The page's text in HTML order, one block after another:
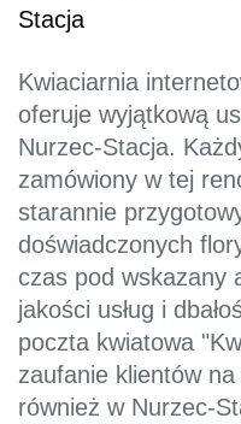
Stacja
Kwiaciarnia
oferuje wyjątkową
Nurzec-Stacja.
zamówiony w tej
starannie
doświadczonych
czas pod wskazany
jakości usług i
poczta kwiatowa
zaufanie klientów
również w Nurzec-